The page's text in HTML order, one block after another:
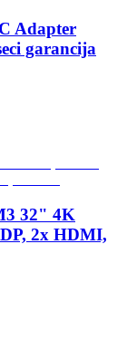
Adapter
garancija
32" 4K
2x HDMI,